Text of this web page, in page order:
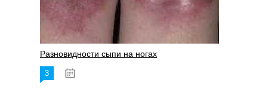
Разновидности сыпи на ногах
3